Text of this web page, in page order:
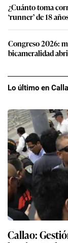
¿Cuánto toma
‘runner’ de 18
Congreso 2026:
bicameralidad
Lo último en
Callao: